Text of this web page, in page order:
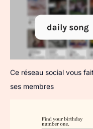
Ce réseau social vous
ses membres